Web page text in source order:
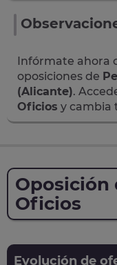
Infórmate ahora
oposiciones de
(Alicante).
Oficios y cambia
Oposición
Oficios
Evolución de